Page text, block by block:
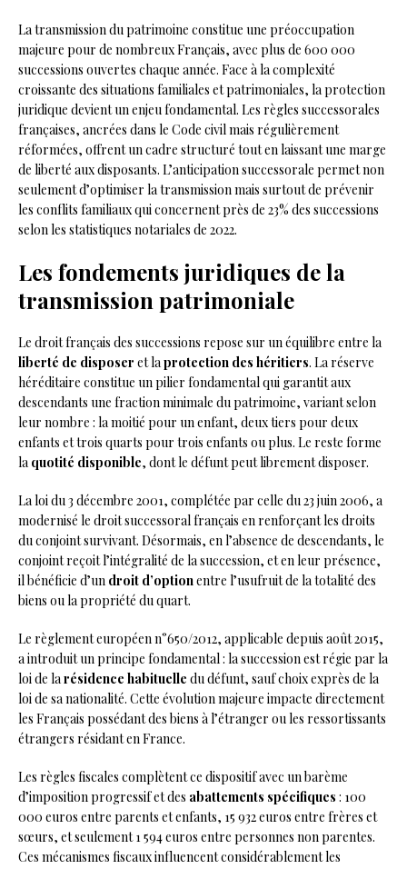
La transmission du patrimoine constitue une préoccupation
majeure pour de nombreux Français, avec plus de 600 000
successions ouvertes chaque année. Face à la complexité
croissante des situations familiales et patrimoniales, la protection
juridique devient un enjeu fondamental. Les règles successorales
françaises, ancrées dans le Code civil mais régulièrement
réformées, offrent un cadre structuré tout en laissant une marge
de liberté aux disposants. L’anticipation successorale permet non
seulement d’optimiser la transmission mais surtout de prévenir
les conflits familiaux qui concernent près de 23% des successions
selon les statistiques notariales de 2022.
Les fondements juridiques de la
transmission patrimoniale
Le droit français des successions repose sur un équilibre entre la
liberté de disposer et la protection des héritiers. La réserve
héréditaire constitue un pilier fondamental qui garantit aux
descendants une fraction minimale du patrimoine, variant selon
leur nombre : la moitié pour un enfant, deux tiers pour deux
enfants et trois quarts pour trois enfants ou plus. Le reste forme
la quotité disponible, dont le défunt peut librement disposer.
La loi du 3 décembre 2001, complétée par celle du 23 juin 2006, a
modernisé le droit successoral français en renforçant les droits
du conjoint survivant. Désormais, en l’absence de descendants, le
conjoint reçoit l’intégralité de la succession, et en leur présence,
il bénéficie d’un droit d’optionentre l’usufruit de la totalité des
biens ou la propriété du quart.
Le règlement européen n°650/2012, applicable depuis août 2015,
a introduit un principe fondamental : la succession est régie par la
loi de la résidence habituelle du défunt, sauf choix exprès de la
loi de sa nationalité. Cette évolution majeure impacte directement
les Français possédant des biens à l’étranger ou les ressortissants
étrangers résidant en France.
Les règles fiscales complètent ce dispositif avec un barème
d’imposition progressif et des abattements spécifiques : 100
000 euros entre parents et enfants, 15 932 euros entre frères et
sœurs, et seulement 1 594 euros entre personnes non parentes.
Ces mécanismes fiscaux influencent considérablement les